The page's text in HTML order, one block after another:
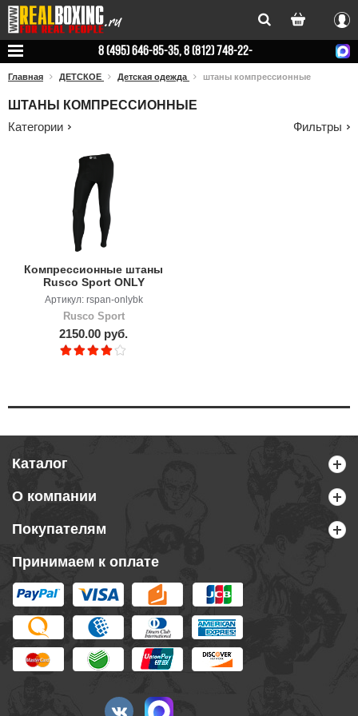
Вход
8 (495) 646-85-35, 8 (812) 748-22-
Главная ДЕТСКОЕ Детская одежда штаны компрессионные
ШТАНЫ КОМПРЕССИОННЫЕ
Категории
Фильтры
Компрессионные штаны
Rusсo Sport ONLY
BLACK, детские
Артикул: rspan-onlybk
Rusco Sport
2150.00 руб.
Каталог
О компании
Покупателям
Принимаем к оплате